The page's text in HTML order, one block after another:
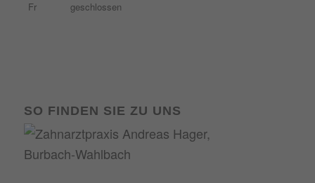
Fr geschlossen
SO FINDEN SIE ZU UNS